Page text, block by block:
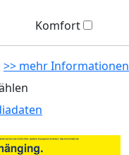
Komfort
>> mehr Informationen